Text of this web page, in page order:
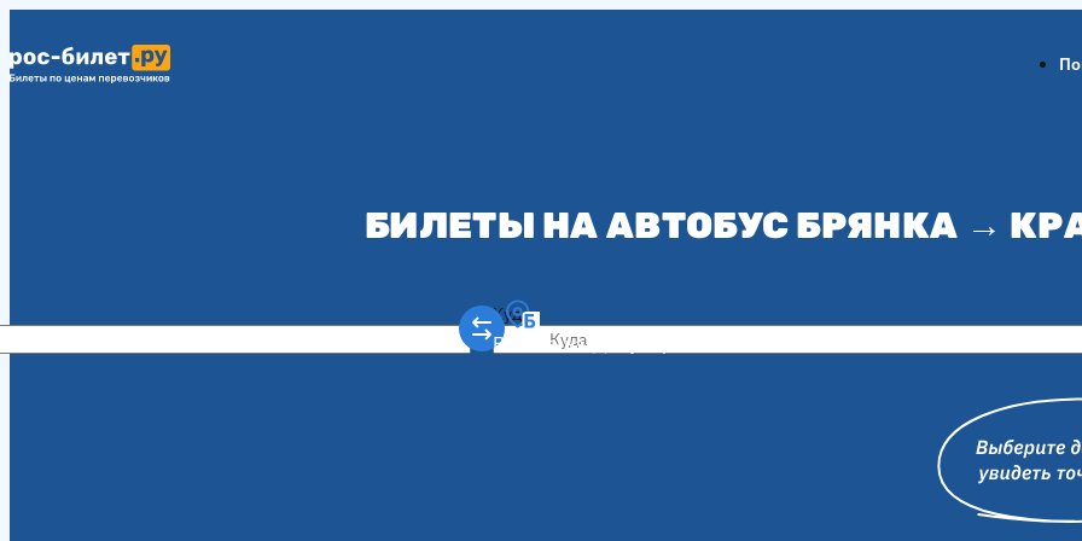
БИЛЕТЫ НА АВТОБУС БРЯНКА →
Куда
Ростов-на-Дону